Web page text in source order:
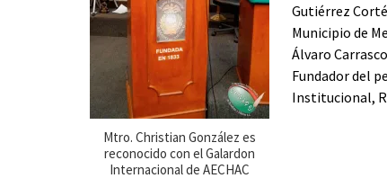
Mtro. Christian González es
reconocido con el Galardon
Internacional de AECHAC
Gutiérrez
Municipio de
Álvaro
Fundador del
Institucional,